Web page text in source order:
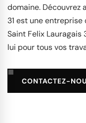
domaine. Découvrez
31 est une
Saint Felix Lauragais
lui pour tous vos
CONTACTEZ-